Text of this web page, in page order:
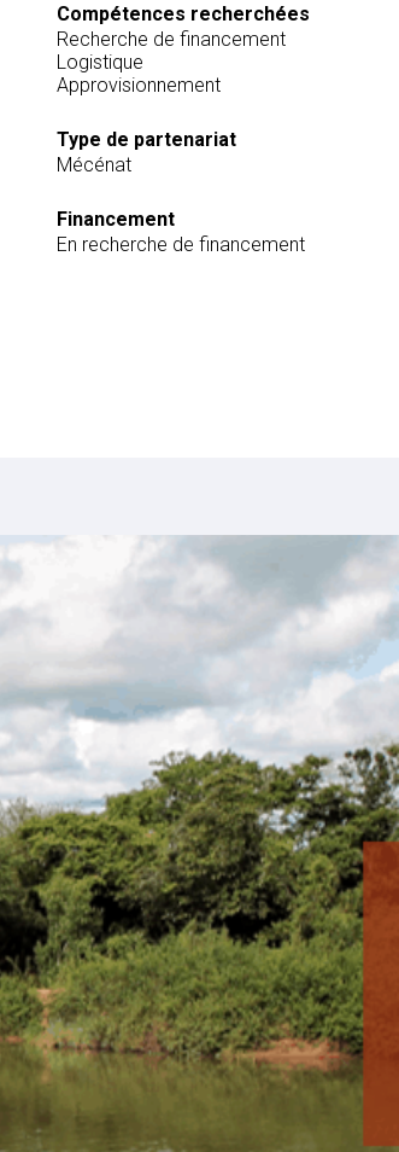
Compétences recherchées
Recherche de financement
Logistique
Approvisionnement
Type de partenariat
Mécénat
Financement
En recherche de financement